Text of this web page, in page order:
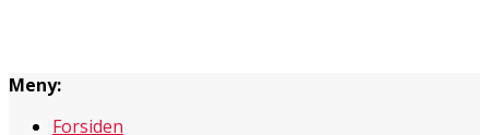
Meny:
Forsiden